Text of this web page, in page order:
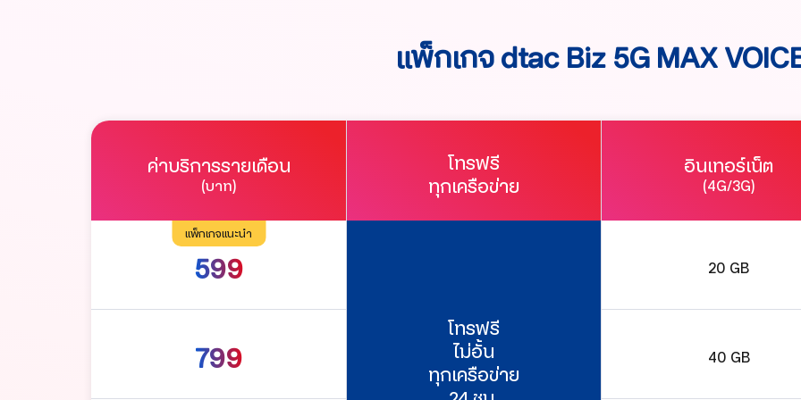
แพ็กเกจ dtac Biz 5G MAX
ค่าบริการรายเดือน
(บาท)
โทรฟรี
ทุกเครือข่าย
อินเทอร์เน็ต
(4G/3G)
แพ็กเกจแนะนำ
599
โทรฟรี
ไม่อั้น
ทุกเครือข่าย
20 GB
799 40 GB